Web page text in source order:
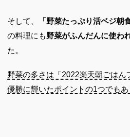
そして、 「野菜たっぷり活ベジ朝
の料理にも野菜がふんだんに使わ
た。
野菜の多さは「2022楽天朝ごはん
優勝に輝いたポイントの1つでもあ